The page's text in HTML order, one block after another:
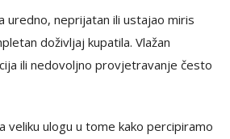
uredno, neprijatan ili ustajao miris
doživljaj kupatila. Vlažan
ili nedovoljno provjetravanje često
veliku ulogu u tome kako percipiramo